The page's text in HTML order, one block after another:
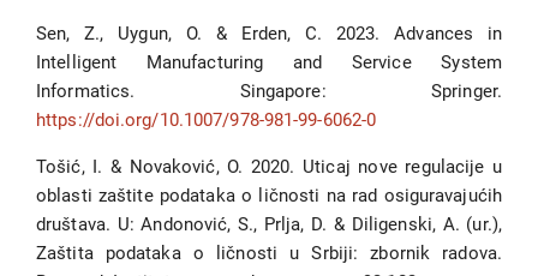
Sen, Z., Uygun, O. & Erden, C. 2023. Advances in
Intelligent Manufacturing and Service System
Informatics. Singapore: Springer.
https://doi.org/10.1007/978-981-99-6062-0
Tošić, I. & Novaković, O. 2020. Uticaj nove regulacije u
oblasti zaštite podataka o ličnosti na rad osiguravajućih
društava. U: Andonović, S., Prlja, D. & Diligenski, A. (ur.),
Zaštita podataka o ličnosti u Srbiji: zbornik radova.